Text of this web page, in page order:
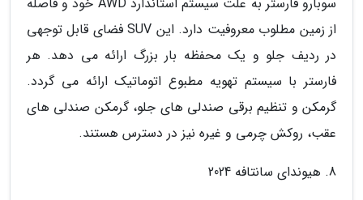
از زمین مطلوب معروفیت دارد. این SUV فضای قابل توجهی
در ردیف جلو و یک محفظه بار بزرگ ارائه می دهد. هر
فارستر با سیستم تهویه مطبوع اتوماتیک ارائه می گردد.
گرمکن و تنظیم برقی صندلی های جلو، گرمکن صندلی های
عقب، روکش چرمی و غیره نیز در دسترس هستند.
8. هیوندای سانتافه 2024